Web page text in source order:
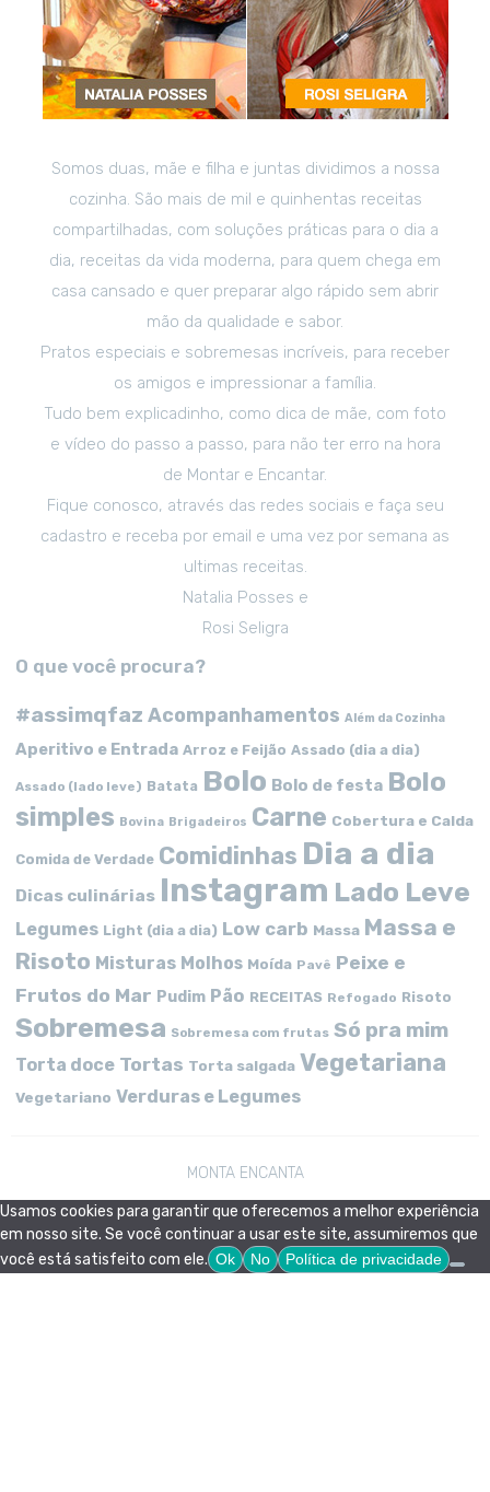
Somos duas, mãe e filha e juntas dividimos a nossa
cozinha. São mais de mil e quinhentas receitas
compartilhadas, com soluções práticas para o dia a
dia, receitas da vida moderna, para quem chega em
casa cansado e quer preparar algo rápido sem abrir
mão da qualidade e sabor.
Pratos especiais e sobremesas incríveis, para receber
os amigos e impressionar a família.
Tudo bem explicadinho, como dica de mãe, com foto
e vídeo do passo a passo, para não ter erro na hora
de Montar e Encantar.
Fique conosco, através das redes sociais e faça seu
cadastro e receba por email e uma vez por semana as
ultimas receitas.
Natalia Posses e
Rosi Seligra
O que você procura?
#assimqfaz Acompanhamentos Além da Cozinha
Aperitivo e Entrada Arroz e Feijão Assado (dia a dia)
Assado (lado leve) Batata Bolo Bolo de festa Bolo
simples Bovina Brigadeiros Carne Cobertura e Calda
Comida de Verdade Comidinhas Dia a dia
Dicas culinárias Instagram Lado Leve
Legumes Light (dia a dia) Low carb Massa Massa e
Risoto Misturas Molhos Moída Pavê Peixe e
Frutos do Mar Pudim Pão RECEITAS Refogado Risoto
Sobremesa Sobremesa com frutas Só pra mim
Torta doce Tortas Torta salgada Vegetariana
Vegetariano Verduras e Legumes
MONTA ENCANTA
Usamos cookies para garantir que oferecemos a melhor experiência
em nosso site. Se você continuar a usar este site, assumiremos que
você está satisfeito com ele. Ok No Política de privacidade